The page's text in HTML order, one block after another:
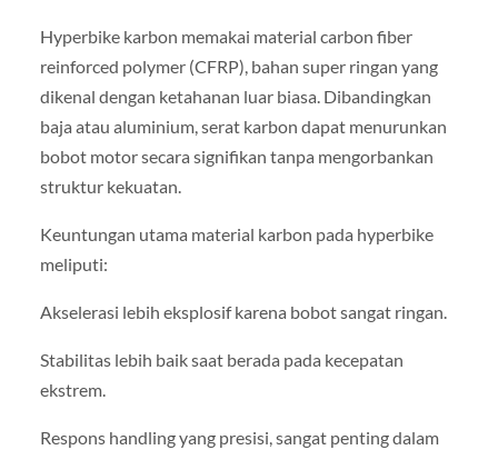
Hyperbike karbon memakai material carbon fiber
reinforced polymer (CFRP), bahan super ringan yang
dikenal dengan ketahanan luar biasa. Dibandingkan
baja atau aluminium, serat karbon dapat menurunkan
bobot motor secara signifikan tanpa mengorbankan
struktur kekuatan.
Keuntungan utama material karbon pada hyperbike
meliputi:
Akselerasi lebih eksplosif karena bobot sangat ringan.
Stabilitas lebih baik saat berada pada kecepatan
ekstrem.
Respons handling yang presisi, sangat penting dalam